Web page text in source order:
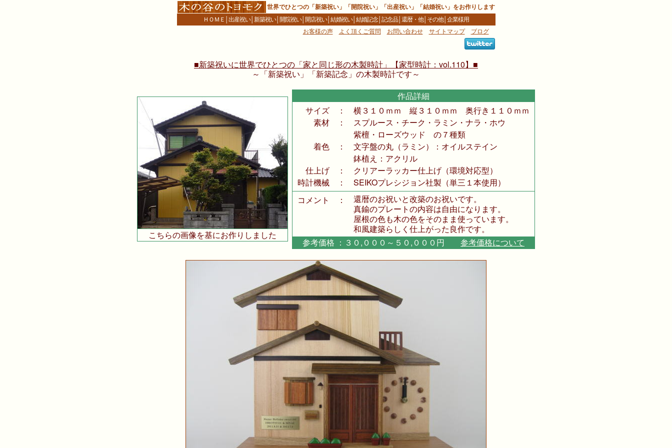
世界でひとつの「新築祝い」「開院祝い」「出産祝い」「結婚祝い」をお作りします
ＨＯＭＥ │出産祝い│新築祝い│開院祝い│開店祝い│結婚祝い│結婚記念│記念品│還暦・他│ その他│企業様用
お客様の声
よく頂くご質問 お問い合わせ サイトマップ ブログ樹
■新築祝いに世界でひとつの「家と同じ形の木製時計」【家型時計：vol.110】■
～「新築祝い」「新築記念」の木製時計です～
こちらの画像を基にお作りしました
作品詳細
サイズ ：
横３１０ｍｍ 縦３１０ｍｍ 奥行き１１０ｍｍ
素材 ：
スプルース・チーク・ラミン・ナラ・ホウ
紫檀・ローズウッド の７種類
着色 ：
文字盤の丸（ラミン）：オイルステイン
鉢植え：アクリル
仕上げ ：
クリアーラッカー仕上げ（環境対応型）
時計機械 ：
SEIKOプレシジョン社製（単三１本使用）
コメント
：
還暦のお祝いと改築のお祝いです。
真鍮のプレートの内容は自由になります。
屋根の色も木の色をそのまま使っています。
和風建築らしく仕上がった良作です。
参考価格 ：３０,０００～５０,０００円 参考価格について